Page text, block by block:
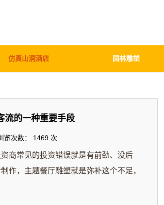
仿真山洞酒店 园林雕塑
流的一种重要手段
览次数： 1469 次
商常见的投资错误就是有前劲、没后
作，主题餐厅雕塑就是弥补这个不足，